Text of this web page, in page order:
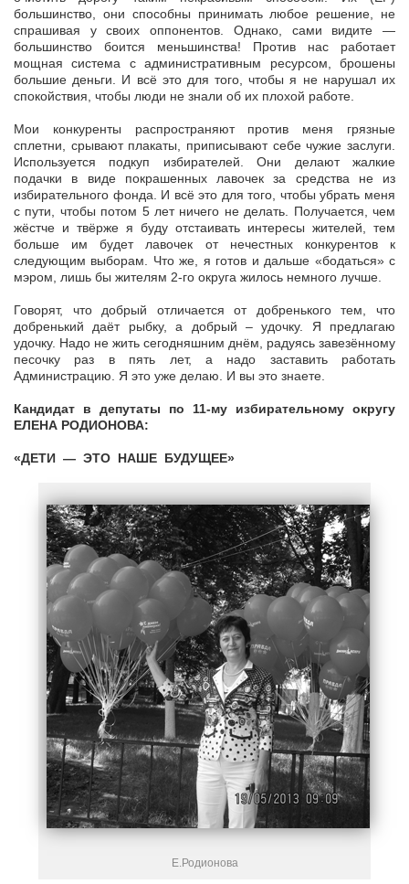
большинство, они способны принимать любое решение, не
спрашивая у своих оппонентов. Однако, сами видите —
большинство боится меньшинства! Против нас работает
мощная система с административным ресурсом, брошены
большие деньги. И всё это для того, чтобы я не нарушал их
спокойствия, чтобы люди не знали об их плохой работе.
Мои конкуренты распространяют против меня грязные
сплетни, срывают плакаты, приписывают себе чужие заслуги.
Используется подкуп избирателей. Они делают жалкие
подачки в виде покрашенных лавочек за средства не из
избирательного фонда. И всё это для того, чтобы убрать меня
с пути, чтобы потом 5 лет ничего не делать. Получается, чем
жёстче и твёрже я буду отстаивать интересы жителей, тем
больше им будет лавочек от нечестных конкурентов к
следующим выборам. Что же, я готов и дальше «бодаться» с
мэром, лишь бы жителям 2-го округа жилось немного лучше.
Говорят, что добрый отличается от добренького тем, что
добренький даёт рыбку, а добрый – удочку. Я предлагаю
удочку. Надо не жить сегодняшним днём, радуясь завезённому
песочку раз в пять лет, а надо заставить работать
Администрацию. Я это уже делаю. И вы это знаете.
Кандидат в депутаты по 11-му избирательному округу
ЕЛЕНА РОДИОНОВА:
«ДЕТИ — ЭТО НАШЕ БУДУЩЕЕ»
Е.Родионова